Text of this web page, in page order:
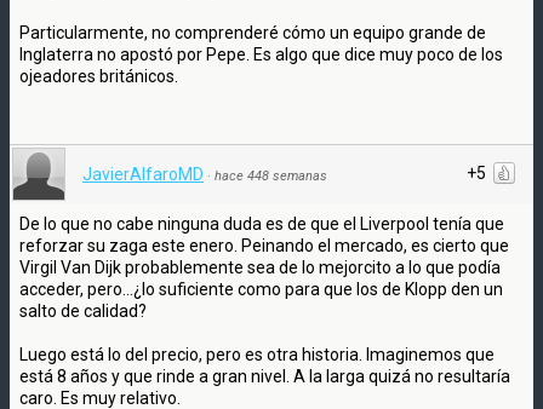
Particularmente, no comprenderé cómo un equipo grande de
Inglaterra no apostó por Pepe. Es algo que dice muy poco de los
ojeadores británicos.
+5
JavierAlfaroMD · hace 448 semanas
De lo que no cabe ninguna duda es de que el Liverpool tenía que
reforzar su zaga este enero. Peinando el mercado, es cierto que
Virgil Van Dijk probablemente sea de lo mejorcito a lo que podía
acceder, pero...¿lo suficiente como para que los de Klopp den un
salto de calidad?
Luego está lo del precio, pero es otra historia. Imaginemos que
está 8 años y que rinde a gran nivel. A la larga quizá no resultaría
caro. Es muy relativo.